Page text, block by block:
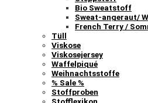
Bio Sweatstoff
Sweat-angeraut/
French Terry /
Tüll
Viskose
Viskosejersey
Waffelpiqué
Weihnachtsstoffe
% Sale %
Stoffproben